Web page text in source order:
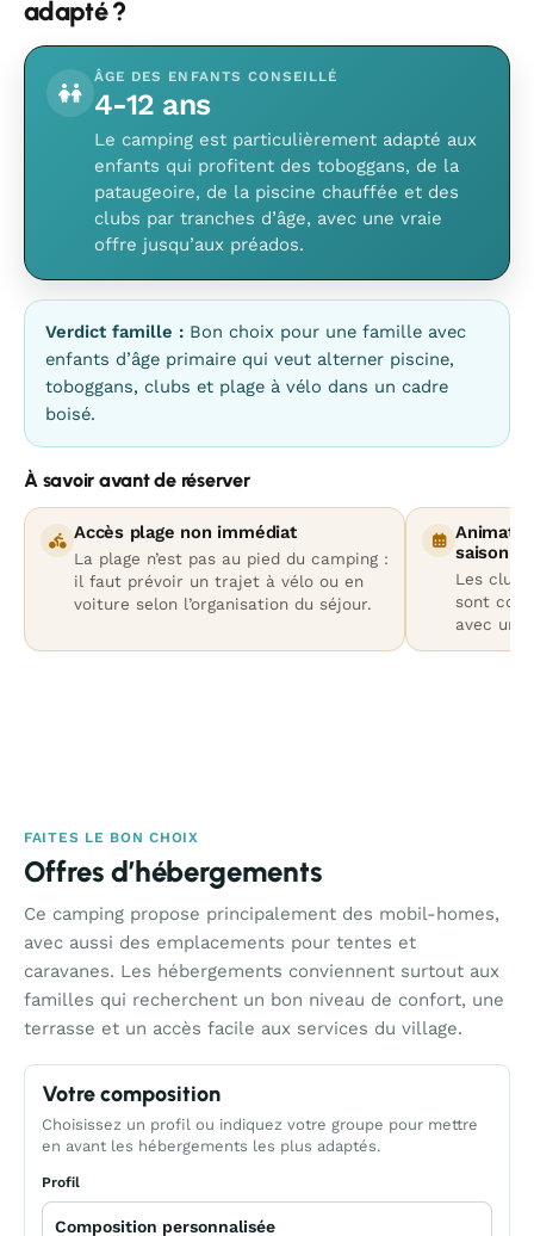
adapté ?
ÂGE DES ENFANTS CONSEILLÉ
4-12 ans
Le camping est particulièrement adapté aux
enfants qui profitent des toboggans, de la
pataugeoire, de la piscine chauffée et des
clubs par tranches d’âge, avec une vraie
offre jusqu’aux préados.
Verdict famille : Bon choix pour une famille avec
enfants d’âge primaire qui veut alterner piscine,
toboggans, clubs et plage à vélo dans un cadre
boisé.
À savoir avant de réserver
Accès plage non immédiat
La plage n’est pas au pied du camping :
il faut prévoir un trajet à vélo ou en
voiture selon l’organisation du séjour.
saison
Les
sont
avec
FAITES LE BON CHOIX
Offres d’hébergements
Ce camping propose principalement des mobil-homes,
avec aussi des emplacements pour tentes et
caravanes. Les hébergements conviennent surtout aux
familles qui recherchent un bon niveau de confort, une
terrasse et un accès facile aux services du village.
Votre composition
Choisissez un profil ou indiquez votre groupe pour mettre
en avant les hébergements les plus adaptés.
Profil